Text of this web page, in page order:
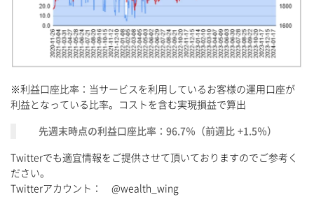
※利益口座比率：当サービスを利用しているお客様の運用口座が
利益となっている比率。コストを含む実現損益で算出
先週末時点の利益口座比率：96.7％（前週比 +1.5％）
Twitterでも適宜情報をご提供させて頂いておりますのでご参考く
ださい。
Twitterアカウント： @wealth_wing